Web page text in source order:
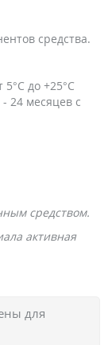
средства.
до +25°С
24 месяцев с
средством.
активная
для